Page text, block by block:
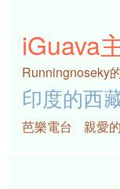
iGuava
Runningnoseky
印度的西
芭樂電台
親愛